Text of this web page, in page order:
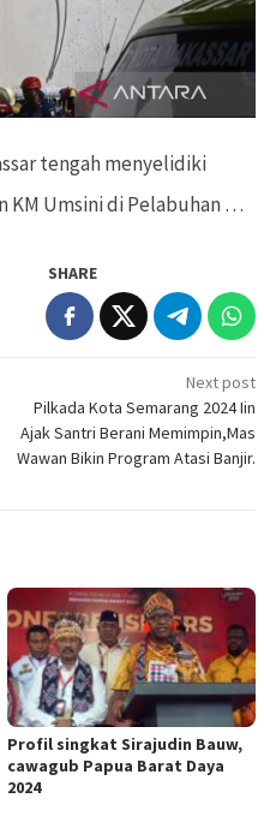
tengah menyelidiki
KM Umsini di Pelabuhan …
SHARE
Next post
Pilkada Kota Semarang 2024 Iin
Ajak Santri Berani Memimpin,Mas
Wawan Bikin Program Atasi Banjir.
Profil singkat Sirajudin Bauw,
cawagub Papua Barat Daya
2024